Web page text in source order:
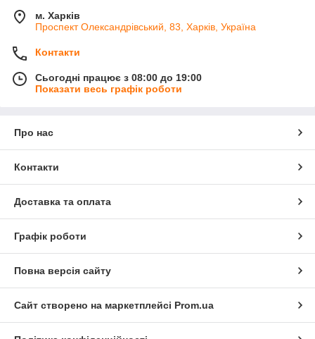
м. Харків
Проспект Олександрівський, 83, Харків, Україна
Контакти
Сьогодні працює з 08:00 до 19:00
Показати весь графік роботи
Про нас
Контакти
Доставка та оплата
Графік роботи
Повна версія сайту
Сайт створено на маркетплейсі Prom.ua